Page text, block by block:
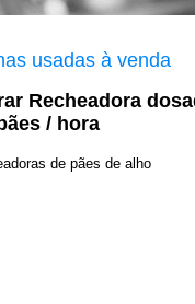
usadas à venda
Recheadora
/ hora
de pães de alho